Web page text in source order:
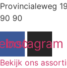
Provincialeweg
90 90
Instagram
Bekijk ons